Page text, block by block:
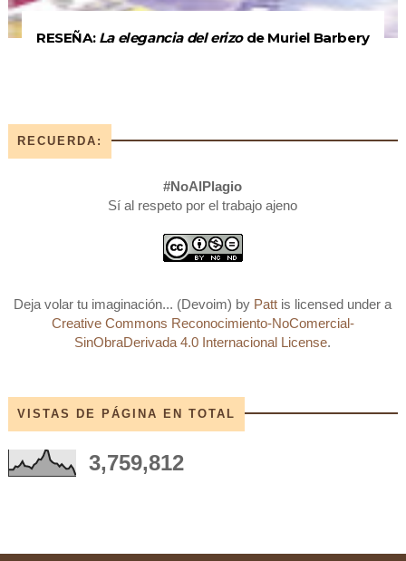
RESEÑA: La elegancia del erizode Muriel Barbery
RECUERDA:
#NoAlPlagio
Sí al respeto por el trabajo ajeno
Deja volar tu imaginación... (Devoim) by Patt is licensed under a
Creative Commons Reconocimiento-NoComercial-
SinObraDerivada 4.0 Internacional License.
VISTAS DE PÁGINA EN TOTAL
3,759,812